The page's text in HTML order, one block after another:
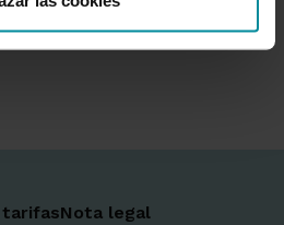
tarifasNota legal